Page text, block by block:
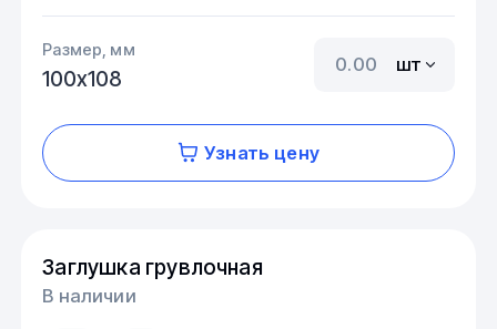
Размер, мм
100х108
шт
Узнать цену
Заглушка грувлочная
В наличии